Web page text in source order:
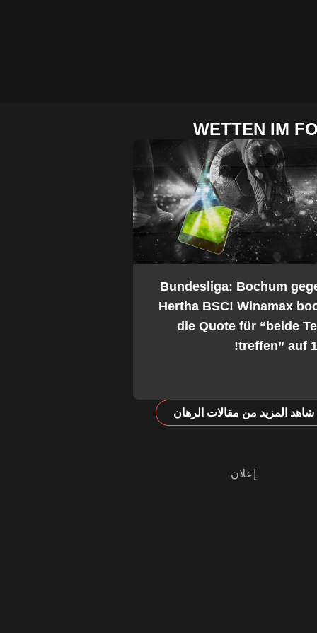
WETTEN IM
2. Bundesliga: Bochum
Hertha BSC! Winamax
die Quote für “beide
treffen” auf
شاهد المزيد من مقالات الرهان